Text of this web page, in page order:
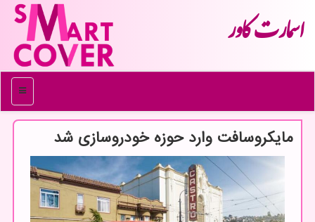
اسمارت كاور
منو
مایكروسافت وارد حوزه خودروسازی شد